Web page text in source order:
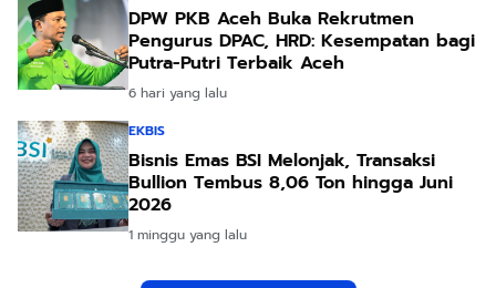
DPW PKB Aceh Buka Rekrutmen
Pengurus DPAC, HRD: Kesempatan bagi
Putra-Putri Terbaik Aceh
6 hari yang lalu
EKBIS
Bisnis Emas BSI Melonjak, Transaksi
Bullion Tembus 8,06 Ton hingga Juni
2026
1 minggu yang lalu